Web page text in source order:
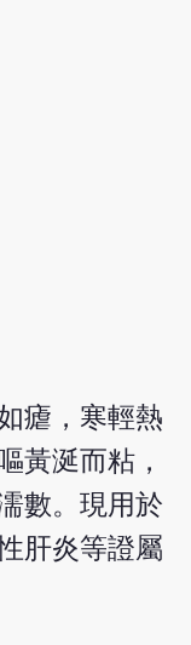
瘧，寒輕熱
黃涎而粘，
數。現用於
肝炎等證屬